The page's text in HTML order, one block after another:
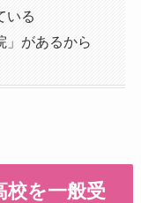
いる
」があるから
校を一般受